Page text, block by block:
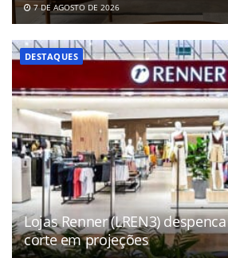
7 DE AGOSTO DE 2026
DESTAQUES
Lojas Renner (LREN3)
corte em projeções